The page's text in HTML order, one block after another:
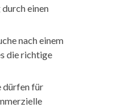
einen
nach einem
die richtige
dürfen für